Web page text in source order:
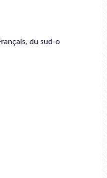
du sud-o